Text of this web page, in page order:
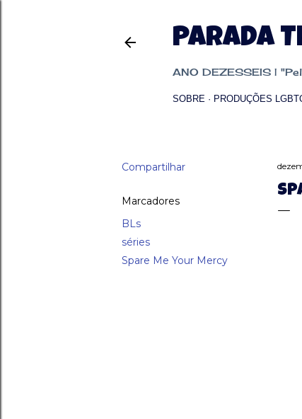
PARADA
ANO DEZESSEIS |
SOBRE PRODUÇÕES
Compartilhar
Marcadores
BLs
séries
Spare Me Your Mercy